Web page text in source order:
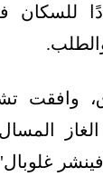
وافقت